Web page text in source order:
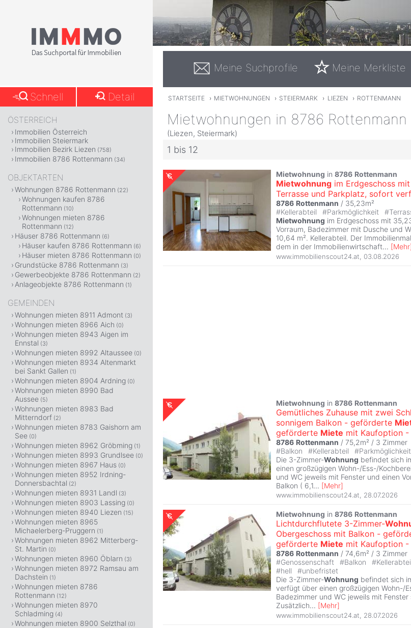
Meine Suchprofile Meine Merkliste
STARTSEITE › MIETWOHNUNGEN › STEIERMARK › LIEZEN › ROTTENMANN
Mietwohnungen in 8786 Rottenmann
(Liezen, Steiermark)
1 bis 12
Mietwohnung in 8786 Rottenmann
Mietwohnung im Erdgeschoss
Terrasse und Parkplatz, sofort
8786 Rottenmann / 35,23m²
#Kellerabteil #Parkmöglichkeit #
Mietwohnung im Erdgeschoss mit
Vorraum, Badezimmer mit Dusche und
10,64 m². Kellerabteil. Der
dem in der Immobilienwirtschaft... [Mehr
www.immobilienscout24.at 03.08.2026
Mietwohnung in 8786 Rottenmann
Gemütliches Zuhause mit zwei
sonnigem Balkon - geförderte
geförderte Miete mit Kaufoption -
8786 Rottenmann / 75,2m² / 3 Zimmer
#Balkon #Kellerabteil #Parkmöglichkeit
Die 3-Zimmer-Wohnung befindet sich
einen großzügigen Wohn-/Ess-/
und WC jeweils mit Fenster und einen
Balkon ( 6,1... [Mehr]
www.immobilienscout24.at, 28.07.2026
Mietwohnung in 8786 Rottenmann
Lichtdurchflutete 3-Zimmer-
Obergeschoss mit Balkon -
geförderte Miete mit Kaufoption -
8786 Rottenmann / 74,6m² / 3 Zimmer
#Genossenschaft #Balkon #
#hell #unbefristet
Die 3-Zimmer-Wohnung befindet sich
verfügt über einen großzügigen Wohn-/
Badezimmer und WC jeweils mit
Zusätzlich... [Mehr]
www.immobilienscout24.at 28.07.2026
Schnell Detail
ÖSTERREICH
Immobilien Österreich
Immobilien Steiermark
Immobilien Bezirk Liezen (758)
Immobilien 8786 Rottenmann (34)
OBJEKTARTEN
Wohnungen 8786 Rottenmann (22)
Wohnungen kaufen 8786
Rottenmann (10)
Wohnungen mieten 8786
Rottenmann (12)
Häuser 8786 Rottenmann (6)
Häuser kaufen 8786 Rottenmann (6)
Häuser mieten 8786 Rottenmann (0)
Grundstücke 8786 Rottenmann (3)
Gewerbeobjekte 8786 Rottenmann (2)
Anlageobjekte 8786 Rottenmann (1)
GEMEINDEN
Wohnungen mieten 8911 Admont (3)
Wohnungen mieten 8966 Aich (0)
Wohnungen mieten 8943 Aigen im
Ennstal (3)
Wohnungen mieten 8992 Altaussee (0)
Wohnungen mieten 8934 Altenmarkt
bei Sankt Gallen (1)
Wohnungen mieten 8904 Ardning (0)
Wohnungen mieten 8990 Bad
Aussee (5)
Wohnungen mieten 8983 Bad
Mitterndorf (2)
Wohnungen mieten 8783 Gaishorn am
See (0)
Wohnungen mieten 8962 Gröbming (1)
Wohnungen mieten 8993 Grundlsee (0)
Wohnungen mieten 8967 Haus (0)
Wohnungen mieten 8952 Irdning-
Donnersbachtal (2)
Wohnungen mieten 8931 Landl (3)
Wohnungen mieten 8903 Lassing (0)
Wohnungen mieten 8940 Liezen (15)
Wohnungen mieten 8965
Michaelerberg-Pruggern (1)
Wohnungen mieten 8962 Mitterberg-
St. Martin (0)
Wohnungen mieten 8960 Öblarn (3)
Wohnungen mieten 8972 Ramsau am
Dachstein (1)
Wohnungen mieten 8786
Rottenmann (12)
Wohnungen mieten 8970
Schladming (4)
Wohnungen mieten 8900 Selzthal (0)